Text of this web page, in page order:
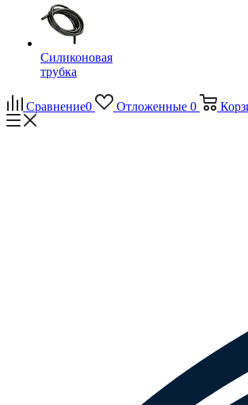
Силиконовая
трубка
Сравнение0 Отложенные 0